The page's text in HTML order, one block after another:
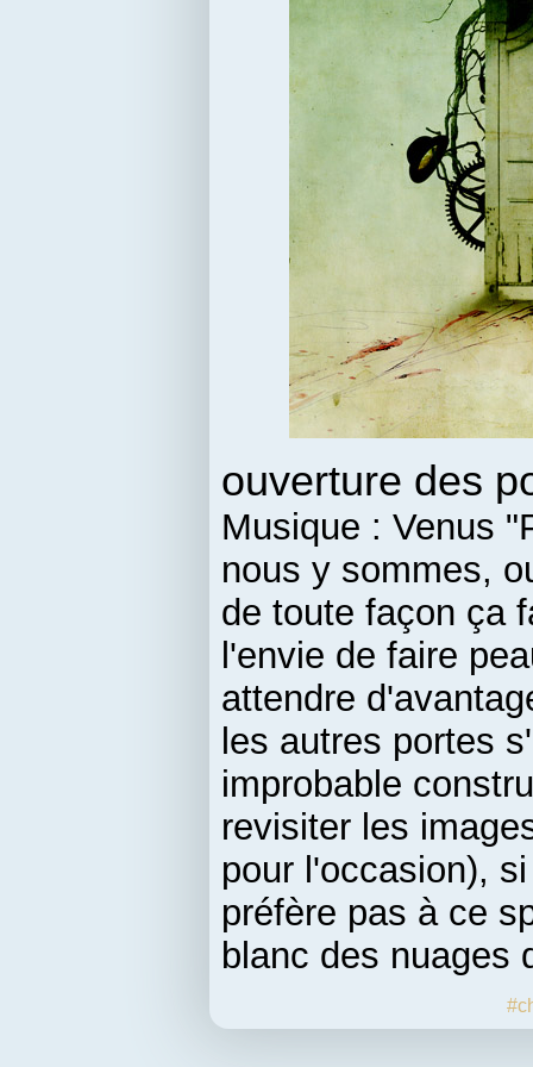
ouverture des
Musique : Venus
nous y sommes,
de toute façon ça
l'envie de faire
attendre
les autres portes
improbable
revisiter les
pour l'occasion),
préfère pas à ce
blanc des nuages